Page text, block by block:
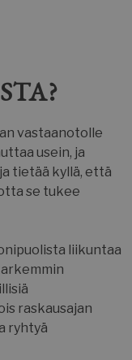
vastaanotolle
usein, ja
tietää kyllä, että
se tukee
liikuntaa
raskausajan
ryhtyä